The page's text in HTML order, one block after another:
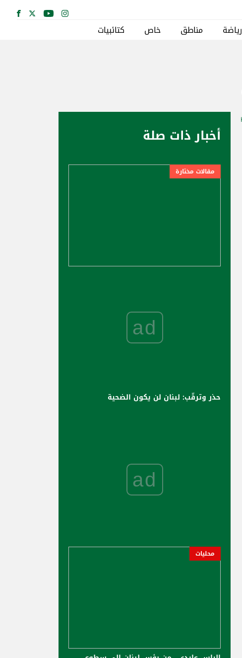
رياضة مناطق خاص كتائبيات
أخبار ذات صلة
مقالات مختارة
ad
حذر وترقّب: لبنان لن يكون الضحية
ad
محليات